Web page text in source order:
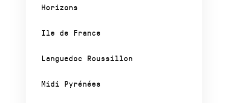
Horizons
Ile de France
Languedoc Roussillon
Midi Pyrénées